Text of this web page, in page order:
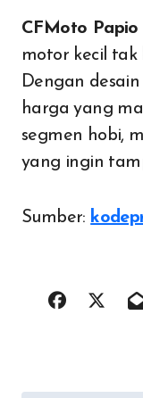
CFMoto Papio
motor kecil
Dengan
harga yang
segmen hobi,
yang ingin
Sumber: